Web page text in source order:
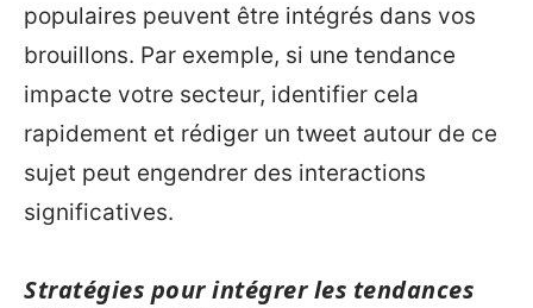
populaires peuvent être intégrés dans vos
brouillons. Par exemple, si une tendance
impacte votre secteur, identifier cela
rapidement et rédiger un tweet autour de ce
sujet peut engendrer des interactions
significatives.
Stratégies pour intégrer les tendances